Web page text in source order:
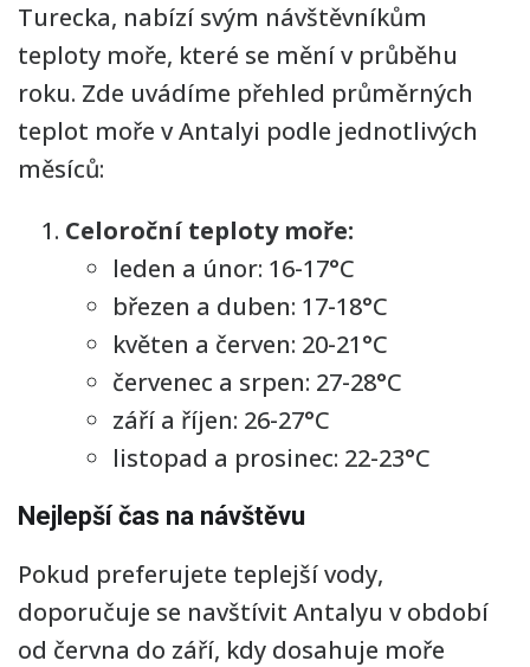
Turecka, nabízí svým návštěvníkům
teploty moře, které se mění v průběhu
roku. Zde uvádíme přehled průměrných
teplot moře v Antalyi podle jednotlivých
měsíců:
Celoroční teploty moře:
leden a únor: 16-17°C
březen a duben: 17-18°C
květen a červen: 20-21°C
červenec a srpen: 27-28°C
září a říjen: 26-27°C
listopad a prosinec: 22-23°C
Nejlepší čas na návštěvu
Pokud preferujete teplejší vody,
doporučuje se navštívit Antalyu v období
od června do září, kdy dosahuje moře